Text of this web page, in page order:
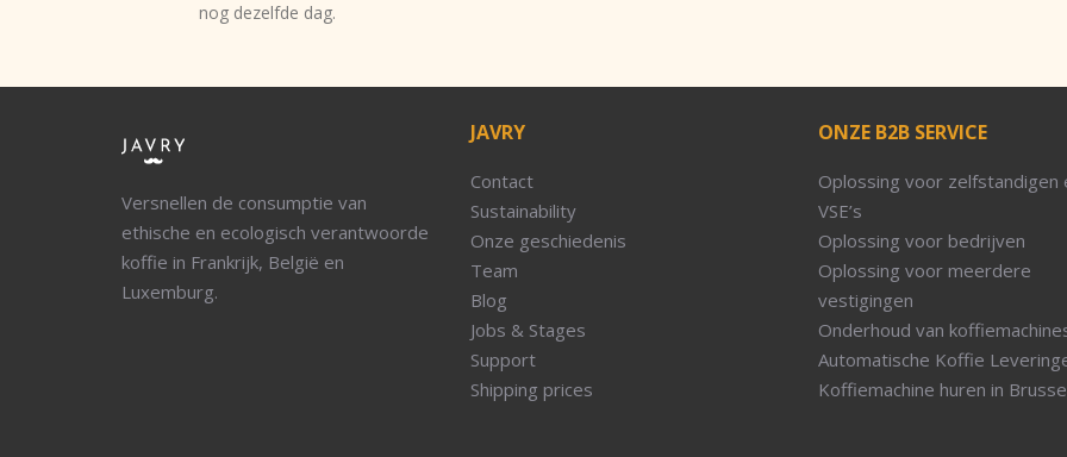
nog dezelfde dag.
Versnellen de consumptie van
ethische en ecologisch verantwoorde
koffie in Frankrijk, België en
Luxemburg.
JAVRY
Contact
Sustainability
Onze geschiedenis
Team
Blog
Jobs & Stages
Support
Shipping prices
ONZE B2B SERVICE
Oplossing voor zelfstandigen
VSE’s
Oplossing voor bedrijven
Oplossing voor meerdere
vestigingen
Onderhoud van
Automatische Koffie
Koffiemachine huren in